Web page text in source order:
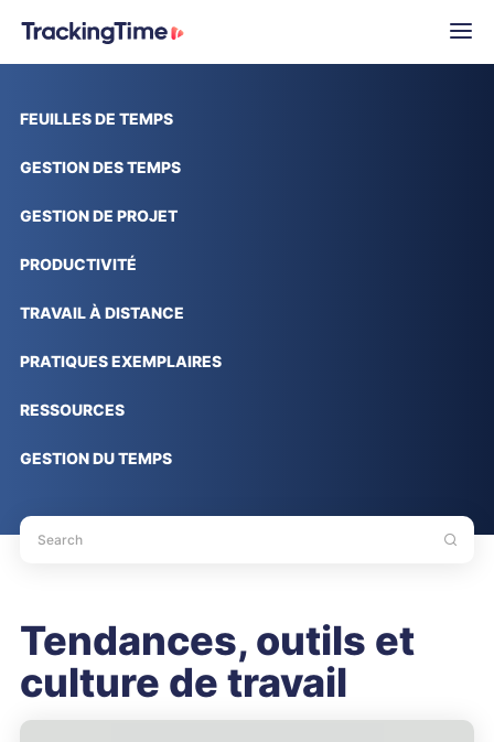
FEUILLES DE TEMPS
GESTION DES TEMPS
GESTION DE PROJET
PRODUCTIVITÉ
TRAVAIL À DISTANCE
PRATIQUES EXEMPLAIRES
RESSOURCES
GESTION DU TEMPS
Tendances, outils et
culture de travail